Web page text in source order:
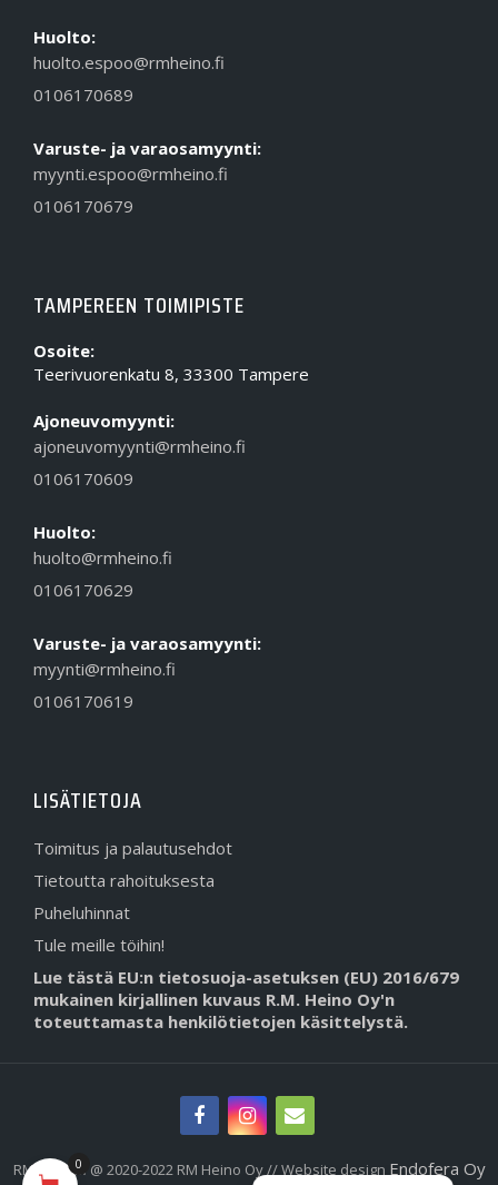
Huolto:
huolto.espoo@rmheino.fi
0106170689
Varuste- ja varaosamyynti:
myynti.espoo@rmheino.fi
0106170679
TAMPEREEN TOIMIPISTE
Osoite:
Teerivuorenkatu 8, 33300 Tampere
Ajoneuvomyynti:
ajoneuvomyynti@rmheino.fi
0106170609
Huolto:
huolto@rmheino.fi
0106170629
Varuste- ja varaosamyynti:
myynti@rmheino.fi
0106170619
LISÄTIETOJA
Toimitus ja palautusehdot
Tietoutta rahoituksesta
Puheluhinnat
Tule meille töihin!
Lue tästä EU:n tietosuoja-asetuksen (EU) 2016/679
mukainen kirjallinen kuvaus R.M. Heino Oy'n
toteuttamasta henkilötietojen käsittelystä.
RMHeino.fi @ 2020-2022 RM Heino Oy // Website design Endofera Oy
0